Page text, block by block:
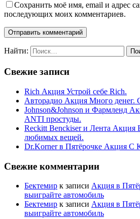
Сохранить моё имя, email и адрес
последующих моих комментариев.
Найти:
Свежие записи
Rich Акция Устрой себе Rich.
Авторадио Акция Много денег.
Johnson&Johnson и Фармленд
ANTI простуды.
Reckitt Benckiser и Лента Акция
любимых вещей.
Dr.Korner в Пятёрочке Акция С
Свежие комментарии
Бектемир к записи Акция в
выиграйте автомобиль
Бектемир к записи Акция в
выиграйте автомобиль